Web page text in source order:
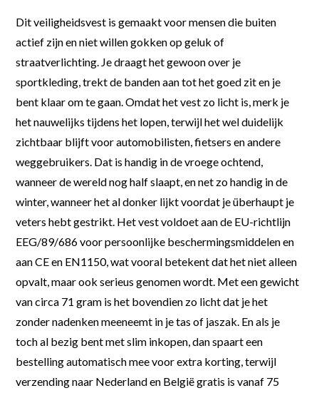
Dit veiligheidsvest is gemaakt voor mensen die buiten
actief zijn en niet willen gokken op geluk of
straatverlichting. Je draagt het gewoon over je
sportkleding, trekt de banden aan tot het goed zit en je
bent klaar om te gaan. Omdat het vest zo licht is, merk je
het nauwelijks tijdens het lopen, terwijl het wel duidelijk
zichtbaar blijft voor automobilisten, fietsers en andere
weggebruikers. Dat is handig in de vroege ochtend,
wanneer de wereld nog half slaapt, en net zo handig in de
winter, wanneer het al donker lijkt voordat je überhaupt je
veters hebt gestrikt. Het vest voldoet aan de EU-richtlijn
EEG/89/686 voor persoonlijke beschermingsmiddelen en
aan CE en EN1150, wat vooral betekent dat het niet alleen
opvalt, maar ook serieus genomen wordt. Met een gewicht
van circa 71 gram is het bovendien zo licht dat je het
zonder nadenken meeneemt in je tas of jaszak. En als je
toch al bezig bent met slim inkopen, dan spaart een
bestelling automatisch mee voor extra korting, terwijl
verzending naar Nederland en België gratis is vanaf 75